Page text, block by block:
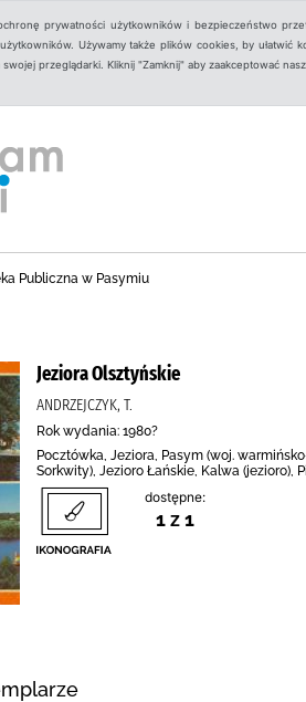
prywatności użytkowników i bezpieczeństwo
Używamy także plików cookies, by ułatwić
przeglądarki. Kliknij "Zamknij" aby zaakceptować
Publiczna w Pasymiu
Jeziora Olsztyńskie
ANDRZEJCZYK, T.
Rok wydania: 1980?
Pocztówka, Jeziora, Pasym (woj.
Sorkwity), Jezioro Łańskie, Kalwa (jezioro),
dostępne:
1 z 1